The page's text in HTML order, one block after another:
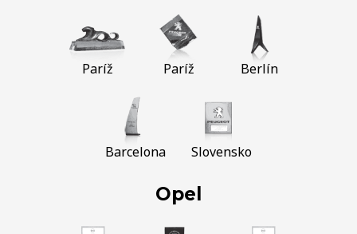
Paríž Paríž Berlín
Barcelona Slovensko
Opel